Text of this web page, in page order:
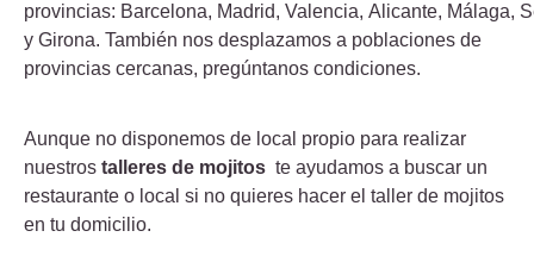
provincias: Barcelona, Madrid, Valencia, Alicante, Málaga,
y Girona. También nos desplazamos a poblaciones de
provincias cercanas, pregúntanos condiciones.
Aunque no disponemos de local propio para realizar
nuestros talleres de mojitos te ayudamos a buscar un
restaurante o local si no quieres hacer el taller de mojitos
en tu domicilio.